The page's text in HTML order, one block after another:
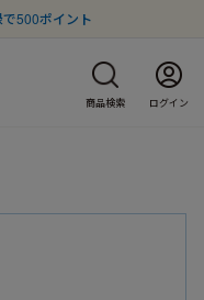
500ポイント
商品検索 ログイン